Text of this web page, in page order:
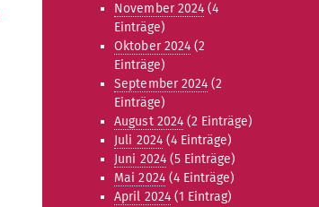
November 2024 (4
Einträge)
Oktober 2024 (2
Einträge)
September 2024 (2
Einträge)
August 2024 (2 Einträge)
Juli 2024(4 Einträge)
Juni 2024(5 Einträge)
Mai 2024(4 Einträge)
April 2024 (1 Eintrag)